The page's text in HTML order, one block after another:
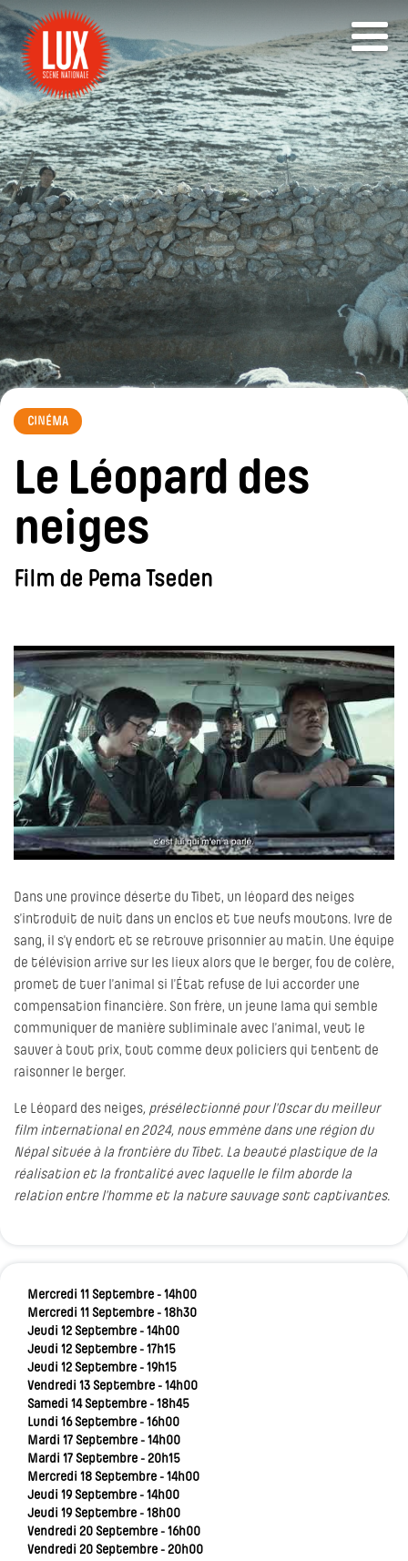
CINÉMA
Le Léopard des
neiges
Film de Pema Tseden
Dans une province déserte du Tibet, un léopard des neiges
s’introduit de nuit dans un enclos et tue neufs moutons. Ivre de
sang, il s’y endort et se retrouve prisonnier au matin. Une équipe
de télévision arrive sur les lieux alors que le berger, fou de colère,
promet de tuer l’animal si l’État refuse de lui accorder une
compensation financière. Son frère, un jeune lama qui semble
communiquer de manière subliminale avec l’animal, veut le
sauver à tout prix, tout comme deux policiers qui tentent de
raisonner le berger.
Le Léopard des neiges, présélectionné pour l’Oscar du meilleur
film international en 2024, nous emmène dans une région du
Népal située à la frontière du Tibet. La beauté plastique de la
réalisation et la frontalité avec laquelle le film aborde la
relation entre l’homme et la nature sauvage sont captivantes.
Mercredi 11 Septembre - 14h00
Mercredi 11 Septembre - 18h30
Jeudi 12 Septembre - 14h00
Jeudi 12 Septembre - 17h15
Jeudi 12 Septembre - 19h15
Vendredi 13 Septembre - 14h00
Samedi 14 Septembre - 18h45
Lundi 16 Septembre - 16h00
Mardi 17 Septembre - 14h00
Mardi 17 Septembre - 20h15
Mercredi 18 Septembre - 14h00
Jeudi 19 Septembre - 14h00
Jeudi 19 Septembre - 18h00
Vendredi 20 Septembre - 16h00
Vendredi 20 Septembre - 20h00